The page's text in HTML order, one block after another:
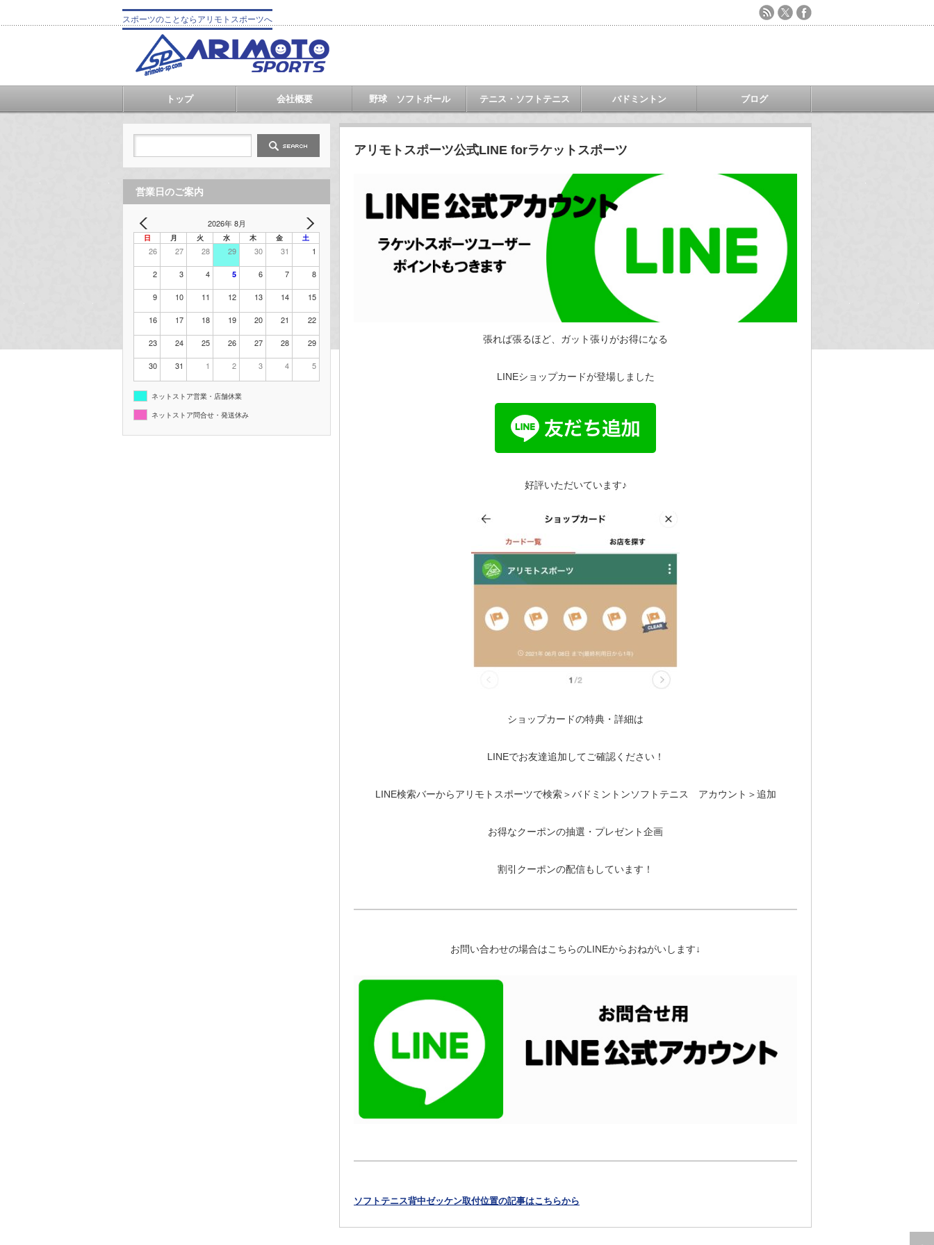
スポーツのことならアリモトスポーツへ
トップ 会社概要 野球 ソフトボール テニス・ソフトテニス バドミントン ブログ
アリモトスポーツ公式LINE forラケットスポーツ
張れば張るほど、ガット張りがお得になる
LINEショップカードが登場しました
好評いただいています♪
ショップカードの特典・詳細は
LINEでお友達追加してご確認ください！
LINE検索バーからアリモトスポーツで検索＞バドミントンソフトテニス アカウント＞追加
お得なクーポンの抽選・プレゼント企画
割引クーポンの配信もしています！
お問い合わせの場合はこちらのLINEからおねがいします↓
ソフトテニス背中ゼッケン取付位置の記事はこちらから
営業日のご案内
2026年 8月
日 月 火 水 木 金 土
26 27 28 29 30 31 1
2 3 4 5 6 7 8
9 10 11 12 13 14 15
16 17 18 19 20 21 22
23 24 25 26 27 28 29
30 31 1 2 3 4 5
ネットストア営業・店舗休業
ネットストア問合せ・発送休み